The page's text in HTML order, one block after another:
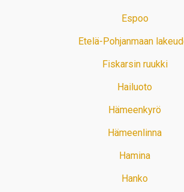
Espoo
Etelä-Pohjanmaan
Fiskarsin ruukki
Hailuoto
Hämeenkyrö
Hämeenlinna
Hamina
Hanko